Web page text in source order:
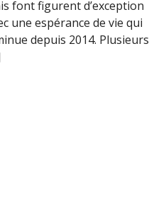
font figurent d’exception
une espérance de vie qui
depuis 2014. Plusieurs